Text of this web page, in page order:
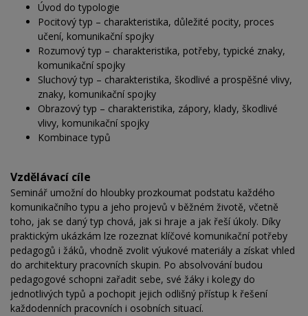
Úvod do typologie
Pocitový typ – charakteristika, důležité pocity, proces
učení, komunikační spojky
Rozumový typ – charakteristika, potřeby, typické znaky,
komunikační spojky
Sluchový typ – charakteristika, škodlivé a prospěšné vlivy,
znaky, komunikační spojky
Obrazový typ – charakteristika, zápory, klady, škodlivé
vlivy, komunikační spojky
Kombinace typů
Vzdělávací cíle
Seminář umožní do hloubky prozkoumat podstatu každého
komunikačního typu a jeho projevů v běžném životě, včetně
toho, jak se daný typ chová, jak si hraje a jak řeší úkoly. Díky
praktickým ukázkám lze rozeznat klíčové komunikační potřeby
pedagogů i žáků, vhodně zvolit výukové materiály a získat vhled
do architektury pracovních skupin. Po absolvování budou
pedagogové schopni zařadit sebe, své žáky i kolegy do
jednotlivých typů a pochopit jejich odlišný přístup k řešení
každodenních pracovních i osobních situací.